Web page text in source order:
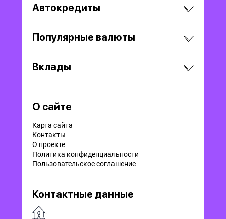
Автокредиты
Популярные валюты
Вклады
О сайте
Карта сайта
Контакты
О проекте
Политика конфиденциальности
Пользовательское соглашение
Контактные данные
-